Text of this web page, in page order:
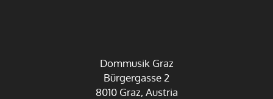
Dommusik Graz
Bürgergasse 2
8010 Graz, Austria